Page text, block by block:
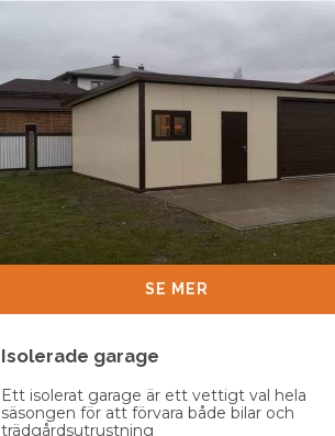
SE MER
Isolerade garage
Ett isolerat garage är ett vettigt val hela
säsongen för att förvara både bilar och
trädgårdsutrustning